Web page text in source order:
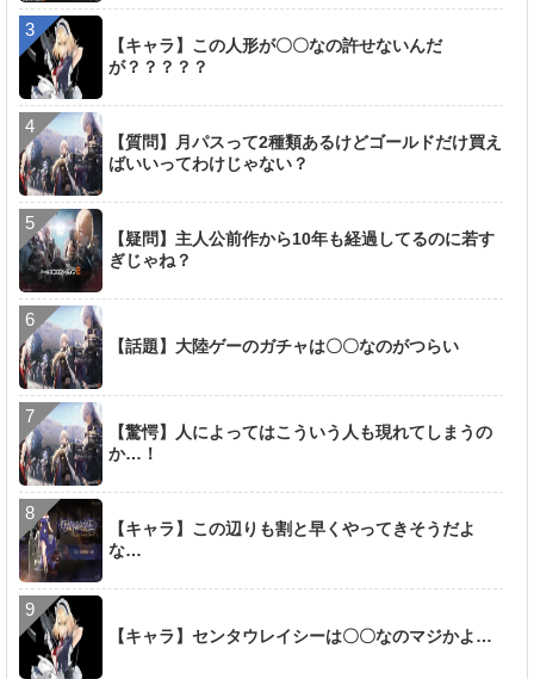
【キャラ】この人形が〇〇なの許せないんだ
が？？？？？
【質問】月パスって2種類あるけどゴールドだけ買え
ばいいってわけじゃない？
【疑問】主人公前作から10年も経過してるのに若す
ぎじゃね？
【話題】大陸ゲーのガチャは〇〇なのがつらい
【驚愕】人によってはこういう人も現れてしまうの
か…！
【キャラ】この辺りも割と早くやってきそうだよ
な…
【キャラ】センタウレイシーは〇〇なのマジかよ…